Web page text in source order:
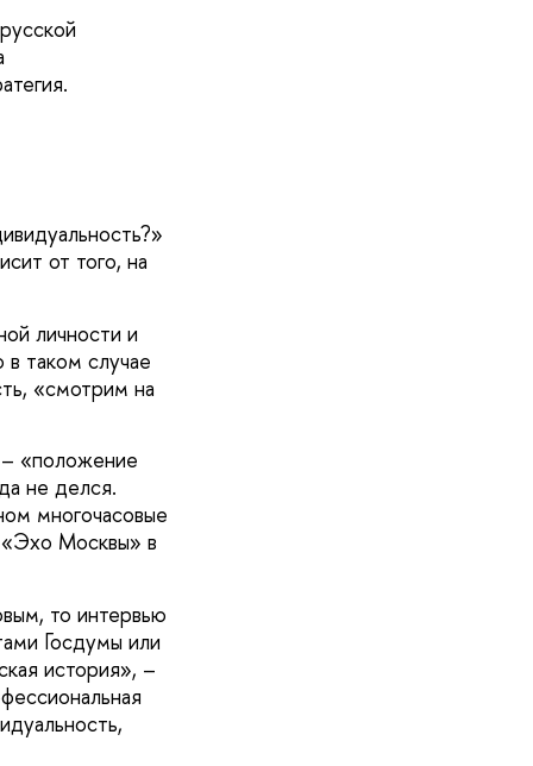
от того, на
личности и
в таком случае
«смотрим на
«положение
не делся.
многочасовые
«Эхо Москвы» в
то интервью
Госдумы или
история», –